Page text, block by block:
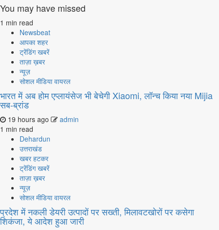
You may have missed
1 min read
Newsbeat
आपका शहर
ट्रेंडिंग खबरें
ताज़ा ख़बर
न्यूज़
सोशल मीडिया वायरल
भारत में अब होम एप्लायंसेज भी बेचेगी Xiaomi, लॉन्च किया नया Mijia
सब-ब्रांड
19 hours ago
admin
1 min read
Dehardun
उत्तराखंड
खबर हटकर
ट्रेंडिंग खबरें
ताज़ा ख़बर
न्यूज़
सोशल मीडिया वायरल
प्रदेश में नकली डेयरी उत्पादों पर सख्ती, मिलावटखोरों पर कसेगा
शिकंजा, ये आदेश हुआ जारी